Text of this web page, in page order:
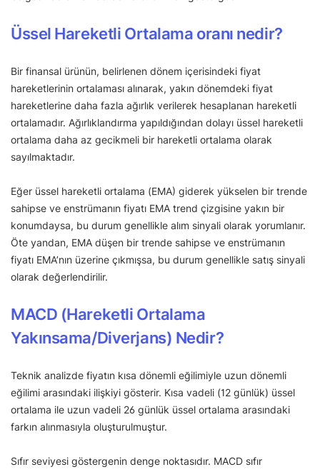
Üssel Hareketli Ortalama oranı nedir?
Bir finansal ürünün, belirlenen dönem içerisindeki fiyat
hareketlerinin ortalaması alınarak, yakın dönemdeki fiyat
hareketlerine daha fazla ağırlık verilerek hesaplanan hareketli
ortalamadır. Ağırlıklandırma yapıldığından dolayı üssel hareketli
ortalama daha az gecikmeli bir hareketli ortalama olarak
sayılmaktadır.
Eğer üssel hareketli ortalama (EMA) giderek yükselen bir trende
sahipse ve enstrümanın fiyatı EMA trend çizgisine yakın bir
konumdaysa, bu durum genellikle alım sinyali olarak yorumlanır.
Öte yandan, EMA düşen bir trende sahipse ve enstrümanın
fiyatı EMA’nın üzerine çıkmışsa, bu durum genellikle satış sinyali
olarak değerlendirilir.
MACD (Hareketli Ortalama
Yakınsama/Diverjans) Nedir?
Teknik analizde fiyatın kısa dönemli eğilimiyle uzun dönemli
eğilimi arasındaki ilişkiyi gösterir. Kısa vadeli (12 günlük) üssel
ortalama ile uzun vadeli 26 günlük üssel ortalama arasındaki
farkın alınmasıyla oluşturulmuştur.
Sıfır seviyesi göstergenin denge noktasıdır. MACD sıfır